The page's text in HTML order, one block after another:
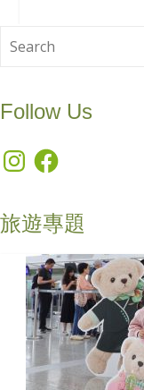
Follow Us
InstagramFacebook
旅遊專題